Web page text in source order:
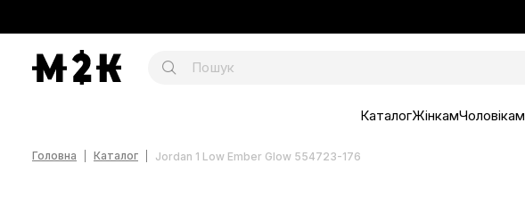
КаталогЖінкамЧоловікам
Головна Каталог Jordan 1 Low Ember Glow 554723-176